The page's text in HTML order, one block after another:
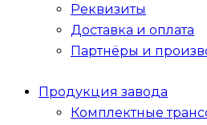
Реквизиты
Доставка и оплата
Партнёры и
Продукция завода
Комплектные